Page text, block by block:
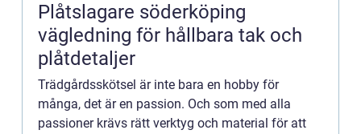
Plåtslagare söderköping
vägledning för hållbara tak och
plåtdetaljer
Trädgårdsskötsel är inte bara en hobby för
många, det är en passion. Och som med alla
passioner krävs rätt verktyg och material för att